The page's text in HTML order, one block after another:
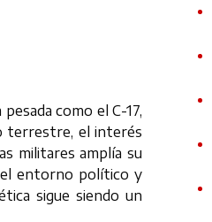
como el C-17,
terrestre, el interés
militares amplía su
entorno político y
sigue siendo un